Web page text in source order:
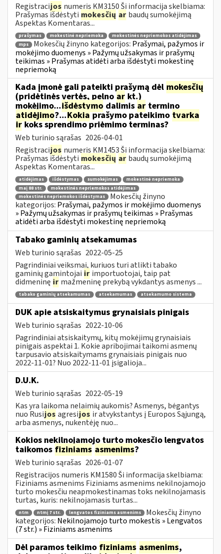
Registracijos numeris KM3150 Ši informacija skelbiama:
Prašymas išdėstyti mokesčių ar baudų sumokėjimą
Aspektas Komentaras...
prašymas mokestinė nepriemoka
mokestinės nepriemokos atidėjimas
mps
Mokesčių žinyno kategorijos: Prašymai, pažymos ir
mokėjimo duomenys » Pažymų užsakymas ir prašymų
teikimas » Prašymas atidėti arba išdėstyti mokestinę
nepriemoką
Kada įmonė gali pateikti prašymą dėl mokesčių
(pridėtinės vertės, pelno ar kt.)
mokėjimo...išdėstymo dalimis ar termino
atidėjimo?...Kokiaprašymo pateikimo tvarka
irkoks sprendimo priėmimo terminas?
Web turinio sąrašas 2026-04-01
Registracijos numeris KM1453 Ši informacija skelbiama:
Prašymas išdėstyti mokesčių ar baudų sumokėjimą
Aspektas Komentaras...
atidėjimas išdėstymas sumokėjimas
mokestinė nepriemoka
maį 88 str.
mokestinės nepriemokos atidėjimas
mokestinės nepriemokos išdėstymas
Mokesčių žinyno
kategorijos: Prašymai, pažymos ir mokėjimo duomenys
» Pažymų užsakymas ir prašymų teikimas » Prašymas
atidėti arba išdėstyti mokestinę nepriemoką
Tabako gaminių atsekamumas
Web turinio sąrašas 2022-05-25
Pagrindiniai veiksmai, kuriuos turi atlikti tabako
gaminių gamintojai ir importuotojai, taip pat
didmeninę ir mažmeninę prekybą vykdantys asmenys ...
tabako gaminių atsekamumas atsekamumas atsekamumo sistema
DUK apie atsiskaitymus grynaisiais pinigais
Web turinio sąrašas 2022-10-06
Pagrindiniai atsiskaitymų, kitų mokėjimų grynaisiais
pinigais aspektai 1. Kokie apribojimai taikomi asmenų
tarpusavio atsiskaitymams grynaisiais pinigais nuo
2022-11-01? Nuo 2022-11-01 įsigalioja...
D.U.K.
Web turinio sąrašas 2022-05-19
Kas yra laikoma nelaimių aukomis? Asmenys, bėgantys
nuo Rusijos agresijos ir atvykstantys į Europos Sąjungą,
arba asmenys, nukentėję nuo...
Kokios nekilnojamojo turto mokesčio lengvatos
taikomos fiziniams asmenims?
Web turinio sąrašas 2026-01-07
Registracijos numeris KM1580 Ši informacija skelbiama:
Fiziniams asmenims Fiziniams asmenims nekilnojamojo
turto mokesčiu neapmokestinamas toks nekilnojamasis
turtas, kuris: nekilnojamasis turtas...
ntm ntmį 7 str. lengvatos fiziniams asmenims
Mokesčių žinyno
kategorijos: Nekilnojamojo turto mokestis » Lengvatos
(7 str.) » Fiziniams asmenims
Dėl paramos teikimo fiziniams asmenims,